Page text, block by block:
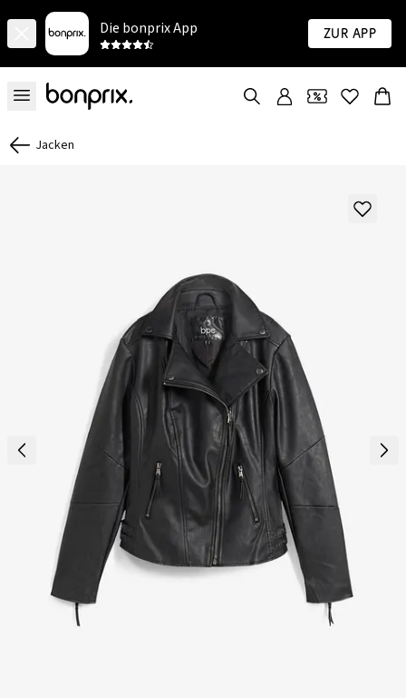
Die bonprix App Zur App
Jacken